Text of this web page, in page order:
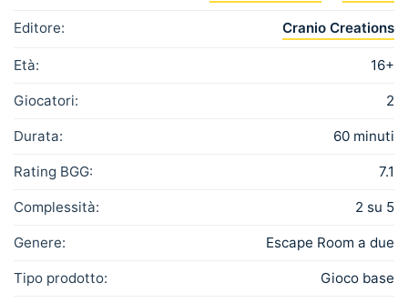
Editore: Cranio Creations
Età: 16+
Giocatori: 2
Durata: 60 minuti
Rating BGG: 7.1
Complessità: 2 su 5
Genere: Escape Room a due
Tipo prodotto: Gioco base